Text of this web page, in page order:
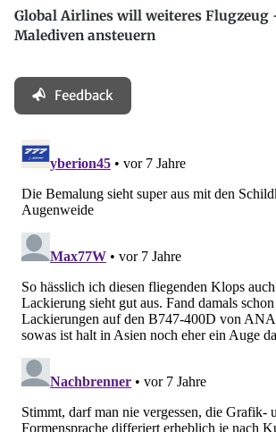
Global Airlines will weiteres Flugzeug
Malediven ansteuern
Feedback